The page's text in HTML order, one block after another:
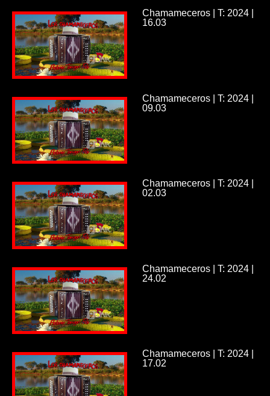
Chamameceros | T: 2024 |
16.03
Chamameceros | T: 2024 |
09.03
Chamameceros | T: 2024 |
02.03
Chamameceros | T: 2024 |
24.02
Chamameceros | T: 2024 |
17.02